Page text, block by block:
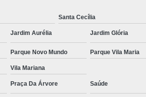
Bipolar
Tratamento de Transtorno Bipolar
Tratamento para Depressão Bipolar
Tratamento para Transtorno Bipolar
Bipolar Interior de São Paulo
Bipolar São Paulo
Santa Cecília
Jardim Aurélia Jardim Glória
Parque Novo Mundo Parque Vila Maria
Vila Mariana
Praça Da Árvore Saúde